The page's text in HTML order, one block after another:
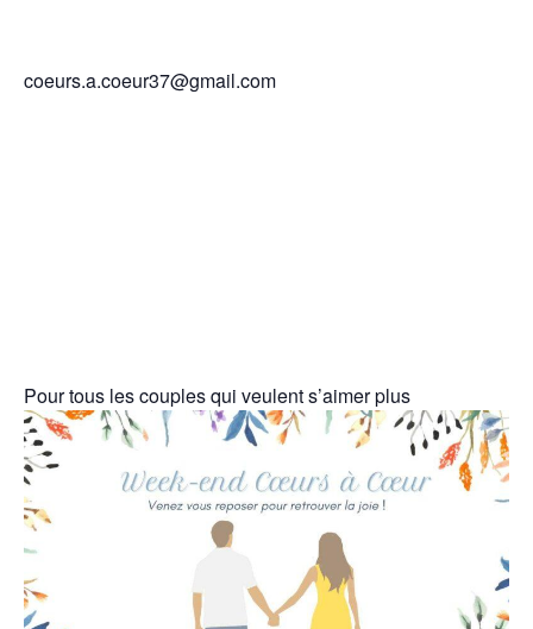
coeurs.a.coeur37@gmail.com
Pour tous les couples qui veulent s’aimer plus